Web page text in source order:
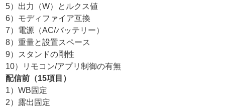
5）出力（W）とルクス値
6）モディファイア互換
7）電源（AC/バッテリー）
8）重量と設置スペース
9）スタンドの剛性
10）リモコン/アプリ制御の有無
配信前（15項目）
1）WB固定
2）露出固定